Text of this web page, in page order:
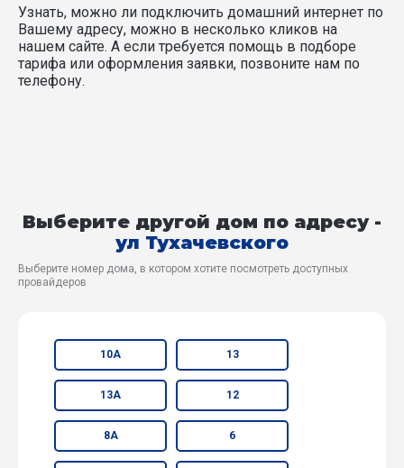
Узнать, можно ли подключить домашний интернет по
Вашему адресу, можно в несколько кликов на
нашем сайте. А если требуется помощь в подборе
тарифа или оформления заявки, позвоните нам по
телефону.
Выберите другой дом по адресу -
ул Тухачевского
Выберите номер дома, в котором хотите посмотреть доступных
провайдеров
10А 13
13А 12
8А 6